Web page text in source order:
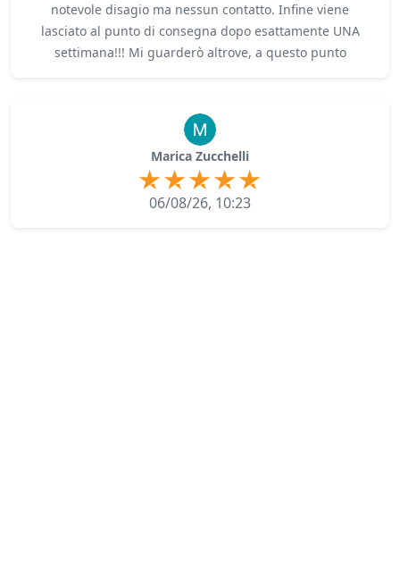
notevole disagio ma nessun contatto. Infine viene
lasciato al punto di consegna dopo esattamente UNA
settimana!!! Mi guarderò altrove, a questo punto
Marica Zucchelli
06/08/26, 10:23